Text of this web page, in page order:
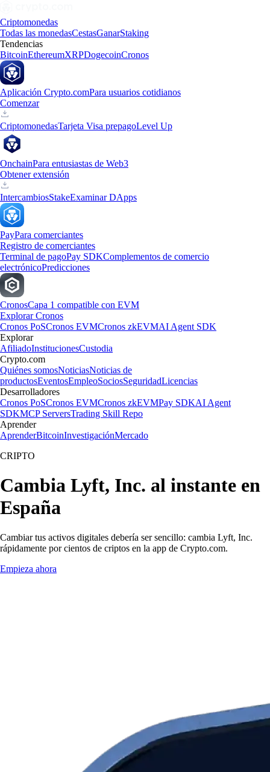
Criptomonedas
Todas las monedasCestasGanarStaking
Tendencias
BitcoinEthereumXRPDogecoinCronos
Aplicación Crypto.comPara usuarios cotidianos
Comenzar
CriptomonedasTarjeta Visa prepagoLevel Up
OnchainPara entusiastas de Web3
Obtener extensión
IntercambiosStakeExaminar DApps
PayPara comerciantes
Registro de comerciantes
Terminal de pagoPay SDKComplementos de comercio
electrónicoPredicciones
CronosCapa 1 compatible con EVM
Explorar Cronos
Cronos PoSCronos EVMCronos zkEVMAI Agent SDK
Explorar
AfiliadoInstitucionesCustodia
Crypto.com
Quiénes somosNoticiasNoticias de
productosEventosEmpleoSociosSeguridadLicencias
Desarrolladores
Cronos PoSCronos EVMCronos zkEVMPay SDKAI Agent
SDKMCP ServersTrading Skill Repo
Aprender
AprenderBitcoinInvestigaciónMercado
CRIPTO
Cambia Lyft, Inc. al instante en
España
Cambiar tus activos digitales debería ser sencillo: cambia Lyft, Inc.
rápidamente por cientos de criptos en la app de Crypto.com.
Empieza ahora